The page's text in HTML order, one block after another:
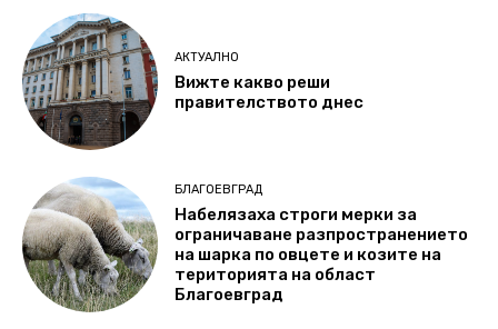
АКТУАЛНО
Вижте какво реши
правителството днес
БЛАГОЕВГРАД
Набелязаха строги мерки за
ограничаване разпространението
на шарка по овцете и козите на
територията на област
Благоевград